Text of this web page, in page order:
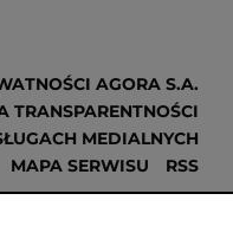
AGORA S.A.
TRANSPARENTNOŚCI
MEDIALNYCH
MAPA SERWISU
RSS